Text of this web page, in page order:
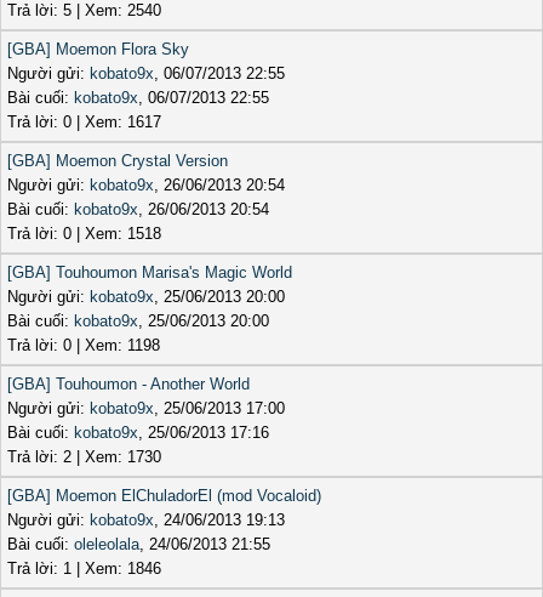
Trả lời: 5 | Xem: 2540
[GBA] Moemon Flora Sky
Người gửi: kobato9x, 06/07/2013 22:55
Bài cuối: kobato9x, 06/07/2013 22:55
Trả lời: 0 | Xem: 1617
[GBA] Moemon Crystal Version
Người gửi: kobato9x, 26/06/2013 20:54
Bài cuối: kobato9x, 26/06/2013 20:54
Trả lời: 0 | Xem: 1518
[GBA] Touhoumon Marisa's Magic World
Người gửi: kobato9x, 25/06/2013 20:00
Bài cuối: kobato9x, 25/06/2013 20:00
Trả lời: 0 | Xem: 1198
[GBA] Touhoumon - Another World
Người gửi: kobato9x, 25/06/2013 17:00
Bài cuối: kobato9x, 25/06/2013 17:16
Trả lời: 2 | Xem: 1730
[GBA] Moemon ElChuladorEl (mod Vocaloid)
Người gửi: kobato9x, 24/06/2013 19:13
Bài cuối: oleleolala, 24/06/2013 21:55
Trả lời: 1 | Xem: 1846